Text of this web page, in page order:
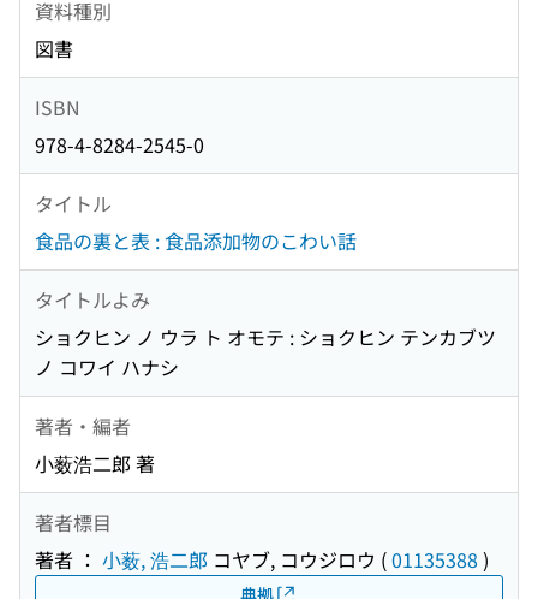
資料種別
図書
ISBN
978-4-8284-2545-0
タイトル
食品の裏と表 : 食品添加物のこわい話
タイトルよみ
ショクヒン ノ ウラ ト オモテ : ショクヒン テンカブツ
ノ コワイ ハナシ
著者・編者
小薮浩二郎 著
著者標目
著者 ： 小薮, 浩二郎 コヤブ, コウジロウ (01135388 )
典拠